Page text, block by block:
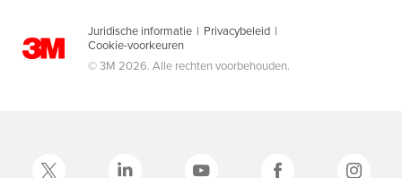
Juridische informatie | Privacybeleid |
Cookie-voorkeuren
© 3M 2026. Alle rechten voorbehouden.